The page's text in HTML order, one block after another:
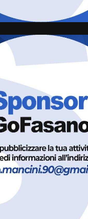
amarezza per
campionato di calcio”
7 Agosto 2026 06:00
Fasanese ferito a
da fuoco
6 Agosto 2026 18:13
Carta d’identità:
di aperture
Comune di Fasano
6 Agosto 2026 14:16